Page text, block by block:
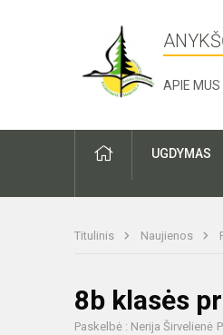
APIE MUS
UGDYMAS
Titulinis Naujienos
8b klasės
Paskelbė : Nerija Širvelienė